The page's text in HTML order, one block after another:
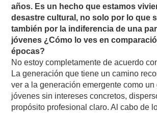
años. Es un hecho que estamos
desastre cultural, no solo por lo que
también por la indiferencia de una
jóvenes ¿Cómo lo ves en
épocas?
No estoy completamente de acuerdo
La generación que tiene un camino
ver a la generación emergente como un
jóvenes sin intereses concretos,
propósito profesional claro. Al cabo de